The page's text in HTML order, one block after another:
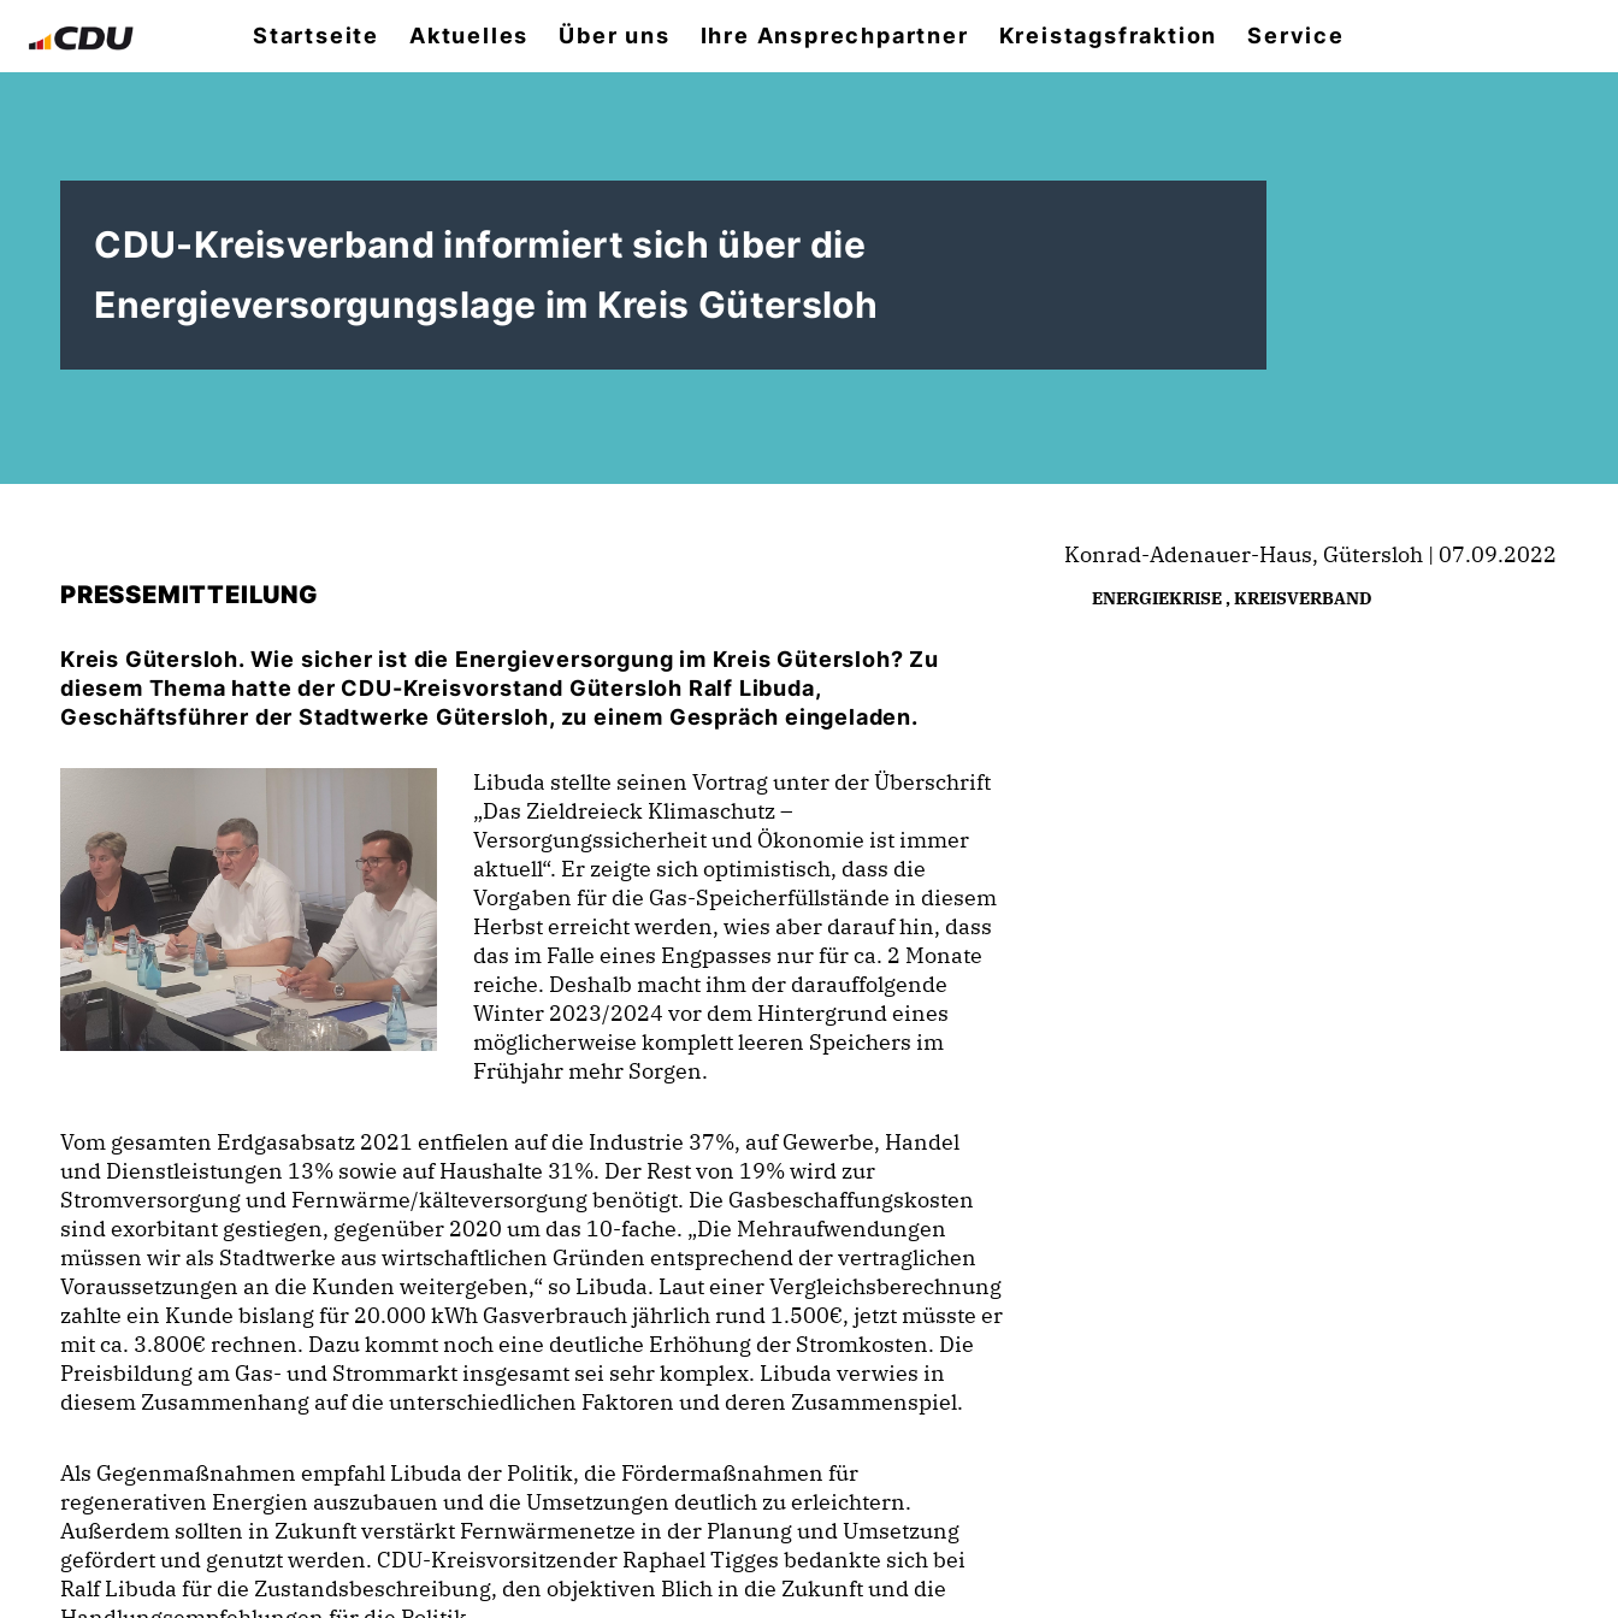
Startseite Aktuelles Über uns Ihre Ansprechpartner Kreistagsfraktion Service
CDU-Kreisverband informiert sich über die
Energieversorgungslage im Kreis Gütersloh
PRESSEMITTEILUNG
Kreis Gütersloh. Wie sicher ist die Energieversorgung im Kreis Gütersloh? Zu
diesem Thema hatte der CDU-Kreisvorstand Gütersloh Ralf Libuda,
Geschäftsführer der Stadtwerke Gütersloh, zu einem Gespräch eingeladen.
Libuda stellte seinen Vortrag unter der Überschrift
Das Zieldreieck Klimaschutz –
Versorgungssicherheit und Ökonomie ist immer
aktuell“. Er zeigte sich optimistisch, dass die
Vorgaben für die Gas-Speicherfüllstände in diesem
Herbst erreicht werden, wies aber darauf hin, dass
das im Falle eines Engpasses nur für ca. 2 Monate
reiche. Deshalb macht ihm der darauffolgende
Winter 2023/2024 vor dem Hintergrund eines
möglicherweise komplett leeren Speichers im
Frühjahr mehr Sorgen.
Vom gesamten Erdgasabsatz 2021 entfielen auf die Industrie 37%, auf Gewerbe, Handel
und Dienstleistungen 13% sowie auf Haushalte 31%. Der Rest von 19% wird zur
Stromversorgung und Fernwärme/kälteversorgung benötigt. Die Gasbeschaffungskosten
sind exorbitant gestiegen, gegenüber 2020 um das 10-fache. „Die Mehraufwendungen
müssen wir als Stadtwerke aus wirtschaftlichen Gründen entsprechend der vertraglichen
Voraussetzungen an die Kunden weitergeben,“ so Libuda. Laut einer Vergleichsberechnung
zahlte ein Kunde bislang für 20.000 kWh Gasverbrauch jährlich rund 1.500€, jetzt müsste er
mit ca. 3.800€ rechnen. Dazu kommt noch eine deutliche Erhöhung der Stromkosten. Die
Preisbildung am Gas- und Strommarkt insgesamt sei sehr komplex. Libuda verwies in
diesem Zusammenhang auf die unterschiedlichen Faktoren und deren Zusammenspiel.
Als Gegenmaßnahmen empfahl Libuda der Politik, die Fördermaßnahmen für
regenerativen Energien auszubauen und die Umsetzungen deutlich zu erleichtern.
Außerdem sollten in Zukunft verstärkt Fernwärmenetze in der Planung und Umsetzung
gefördert und genutzt werden. CDU-Kreisvorsitzender Raphael Tigges bedankte sich bei
Ralf Libuda für die Zustandsbeschreibung, den objektiven Blich in die Zukunft und die
Konrad-Adenauer-Haus, Gütersloh | 07.09.2022
ENERGIEKRISE,KREISVERBAND